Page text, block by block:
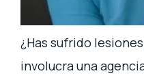
¿Has sufrido
involucra una